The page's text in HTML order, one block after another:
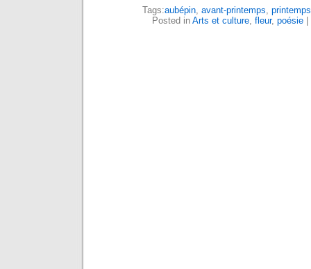
Tags:aubépin avant-printemps printemps
Posted in Arts et culture, fleur, poésie|